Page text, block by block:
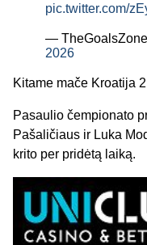
pic.twitter.com/
—
2026
Kitame mače Kroatija
Pasaulio čempionato
Pašaličiaus ir Luka
krito per pridėtą laiką.